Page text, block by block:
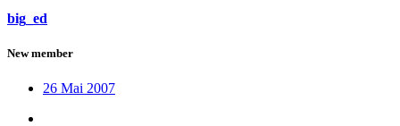
big_ed
New member
26 Mai 2007